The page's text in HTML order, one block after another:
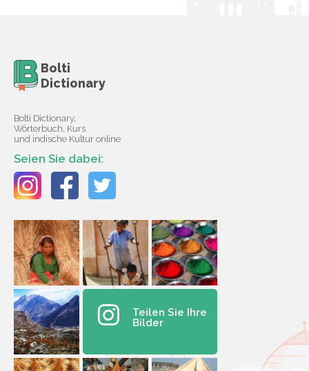
Bolti
Dictionary
Bolti Dictionary,
Wörterbuch, Kurs
und indische Kultur online
Seien Sie dabei:
Teilen Sie Ihre
Bilder